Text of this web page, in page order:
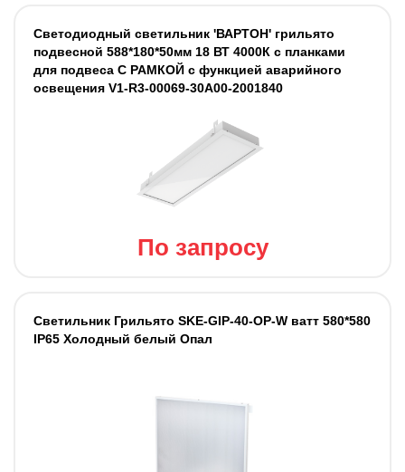
Светодиодный светильник 'ВАРТОН' грильято
подвесной 588*180*50мм 18 ВТ 4000К с планками
для подвеса С РАМКОЙ с функцией аварийного
освещения V1-R3-00069-30A00-2001840
По запросу
Cветильник Грильято SKE-GIP-40-OP-W ватт 580*580
IP65 Холодный белый Опал